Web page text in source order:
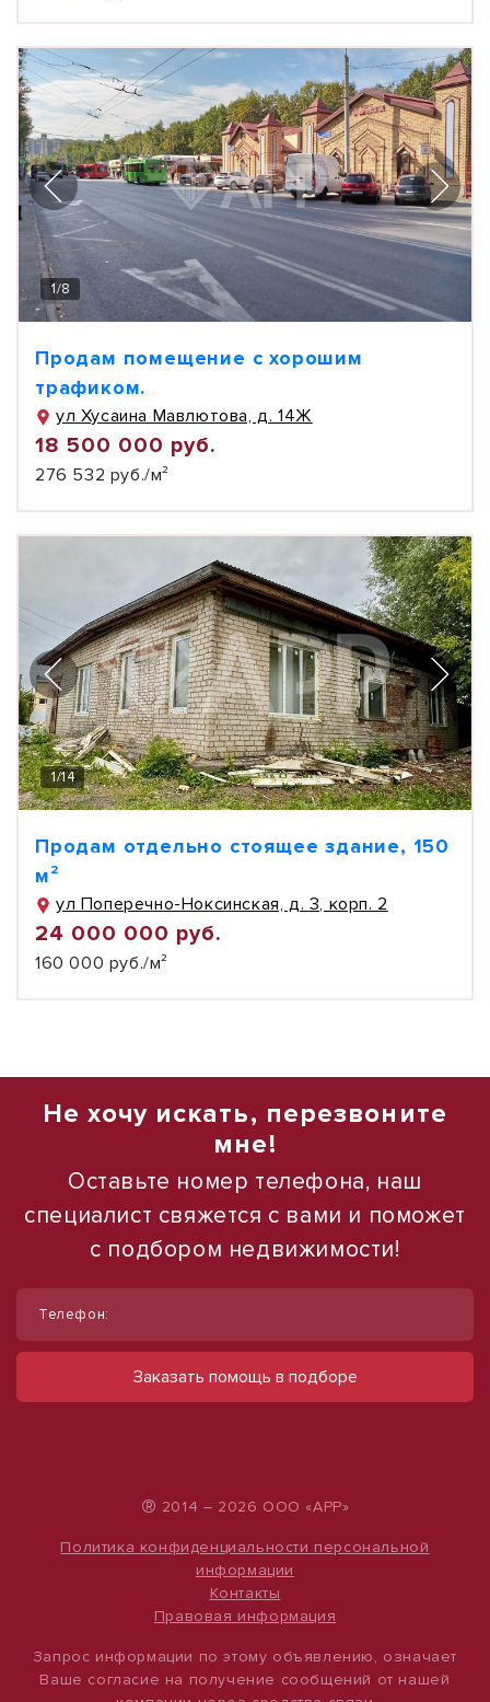
1/8
Продам помещение с хорошим
трафиком.
ул Хусаина Мавлютова, д. 14Ж
18 500 000 руб.
276 532 руб./м²
1/14
Продам отдельно стоящее здание, 150
м²
ул Поперечно-Ноксинская, д. 3, корп. 2
24 000 000 руб.
160 000 руб./м²
Не хочу искать, перезвоните
мне!
Оставьте номер телефона, наш
специалист свяжется с вами и поможет
с подбором недвижимости!
Телефон:
Заказать помощь в подборе
® 2014 – 2026 ООО «АРР»
Политика конфиденциальности персональной
информации
Контакты
Правовая информация
Запрос информации по этому объявлению, означает
Ваше согласие на получение сообщений от нашей